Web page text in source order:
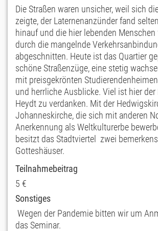
Die Straßen waren unsicher, weil sich
zeigte, der Laternenanzünder fand
hinauf und die hier lebenden
durch die mangelnde
abgeschnitten. Heute ist das Quartier
schöne Straßenzüge, eine stetig
mit preisgekrönten
und herrliche Ausblicke. Viel ist hier
Heydt zu verdanken. Mit der
Johanneskirche, die sich mit anderen
Anerkennung als Weltkulturerbe
besitzt das Stadtviertel zwei
Gotteshäuser.
Teilnahmebeitrag
5 €
Sonstiges
Wegen der Pandemie bitten wir um
das Seminar.